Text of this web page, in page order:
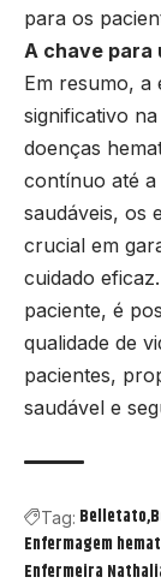
para os
A chave para
Em resumo, a
significativo
doenças
contínuo até a
saudáveis, os
crucial em
cuidado
paciente, é
qualidade de
pacientes,
saudável e
Tag: Belletato
Enfermagem
Enfermeira